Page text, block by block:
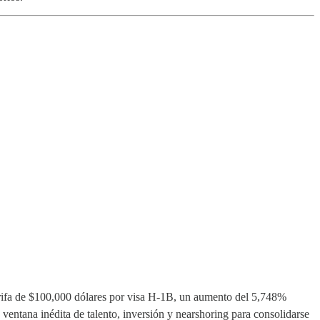
de $100,000 dólares por visa H-1B, un aumento del 5,748%
inédita de talento, inversión y nearshoring para consolidarse